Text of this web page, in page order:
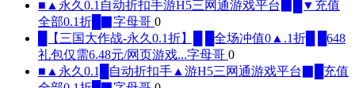
■▲永久0.1自动折扣手游H5三网通游戏平台▉█▼充值
全部0.1折█▉ 字母哥 0
█【三国大作战-永久0.1折】█ █全场冲值0▲.1折█ █648
礼包仅需6.48元/网页游戏...字母哥 0
■▲永久0.1█自动折扣手▲游H5三网通游戏平台▉█充值